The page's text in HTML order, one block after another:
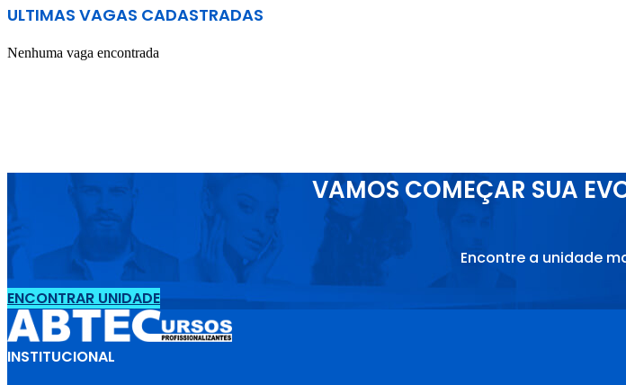
ULTIMAS VAGAS CADASTRADAS
Nenhuma vaga encontrada
VAMOS COMEÇAR SUA
Encontre a unidade
ENCONTRAR UNIDADE
INSTITUCIONAL